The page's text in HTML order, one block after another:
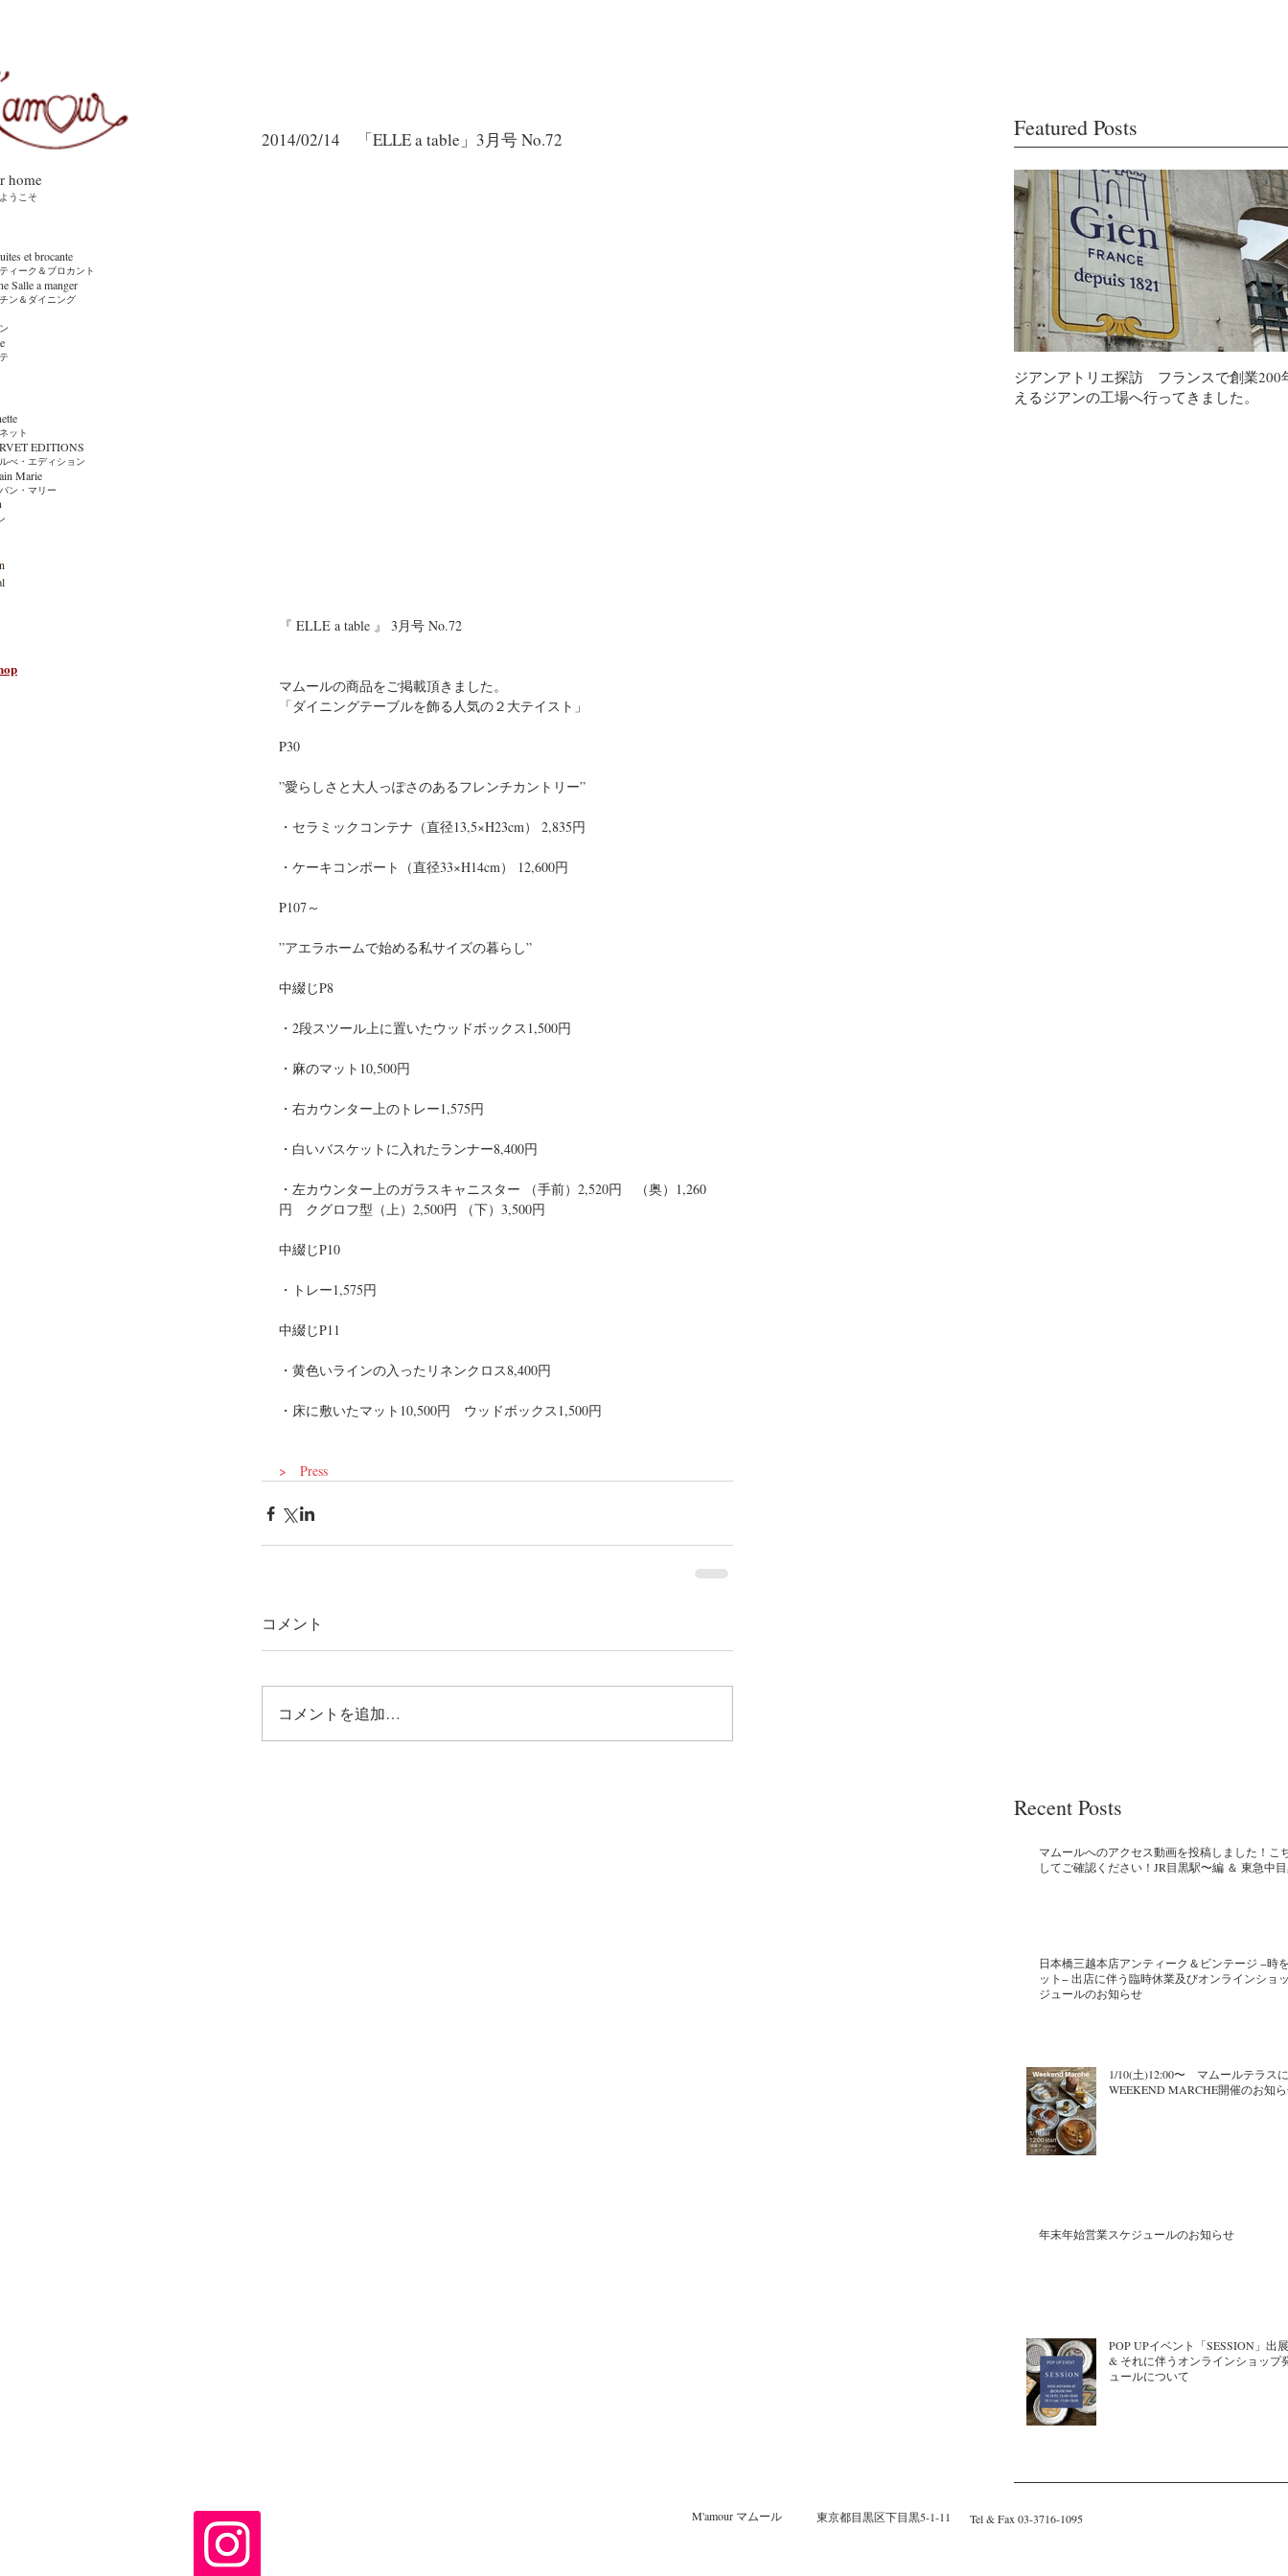
2014/02/14 「ELLE a table」3月号 No.72
『 ELLE a table 』 3月号 No.72
マムールの商品をご掲載頂きました。
「ダイニングテーブルを飾る人気の２大テイスト」
P30
”愛らしさと大人っぽさのあるフレンチカントリー”
・セラミックコンテナ（直径13,5×H23cm） 2,835円
・ケーキコンポート（直径33×H14cm） 12,600円
P107～
”アエラホームで始める私サイズの暮らし”
中綴じP8
・2段スツール上に置いたウッドボックス1,500円
・麻のマット10,500円
・右カウンター上のトレー1,575円
・白いバスケットに入れたランナー8,400円
・左カウンター上のガラスキャニスター （手前）2,520円　（奥）1,260
円　クグロフ型（上）2,500円 （下）3,500円
中綴じP10
・トレー1,575円
中綴じP11
・黄色いラインの入ったリネンクロス8,400円
・床に敷いたマット10,500円　ウッドボックス1,500円
>　Press
コメント
コメントを追加…
Featured Posts
ジアンアトリエ探訪 フランスで創業200
えるジアンの工場へ行ってきました。
Recent Posts
マムールへのアクセス動画を投稿しました！こ
してご確認ください！JR目黒駅〜編 ＆ 東急中
日本橋三越本店アンティーク＆ビンテージ −時
ット− 出店に伴う臨時休業及びオンラインショ
ジュールのお知らせ
1/10(土)12:00〜 マムールテラス
WEEKEND MARCHE開催のお知
年末年始営業スケジュールのお知らせ
POP UPイベント「SESSION」出
& それに伴うオンラインショップ
ュールについて
home
うこそ
et brocante
ク＆ブロカント
Salle a manger
ダイニング
ト
EDITIONS
エディション
Marie
・マリー
M'amour マムール 東京都目黒区下目黒5-1-11 Tel & Fax 03-3716-1095